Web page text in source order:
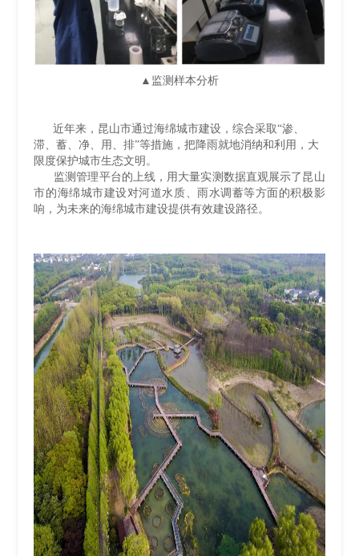
▲监测样本分析
近年来，昆山市通过海绵城市建设，综合采取“渗、
滞、蓄、净、用、排”等措施，把降雨就地消纳和利用，大
限度保护城市生态文明。
监测管理平台的上线，用大量实测数据直观展示了昆山
市的海绵城市建设对河道水质、雨水调蓄等方面的积极影
响，为未来的海绵城市建设提供有效建设路径。